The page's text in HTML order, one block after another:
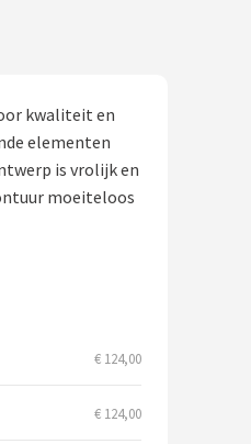
kwaliteit en
elementen
is vrolijk en
moeiteloos
€ 124,00
€ 124,00